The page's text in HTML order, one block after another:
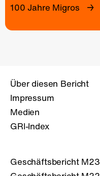
100 Jahre Migros
Über diesen Bericht
Impressum
Medien
GRI-Index
Geschäftsbericht M23